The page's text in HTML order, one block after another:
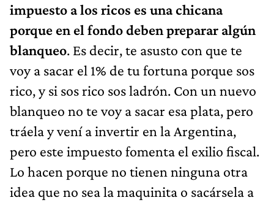
impuesto a los ricos es una chicana
porque en el fondo deben preparar algún
blanqueo. Es decir, te asusto con que te
voy a sacar el 1% de tu fortuna porque sos
rico, y si sos rico sos ladrón. Con un nuevo
blanqueo no te voy a sacar esa plata, pero
tráela y vení a invertir en la Argentina,
pero este impuesto fomenta el exilio fiscal.
Lo hacen porque no tienen ninguna otra
idea que no sea la maquinita o sacársela a